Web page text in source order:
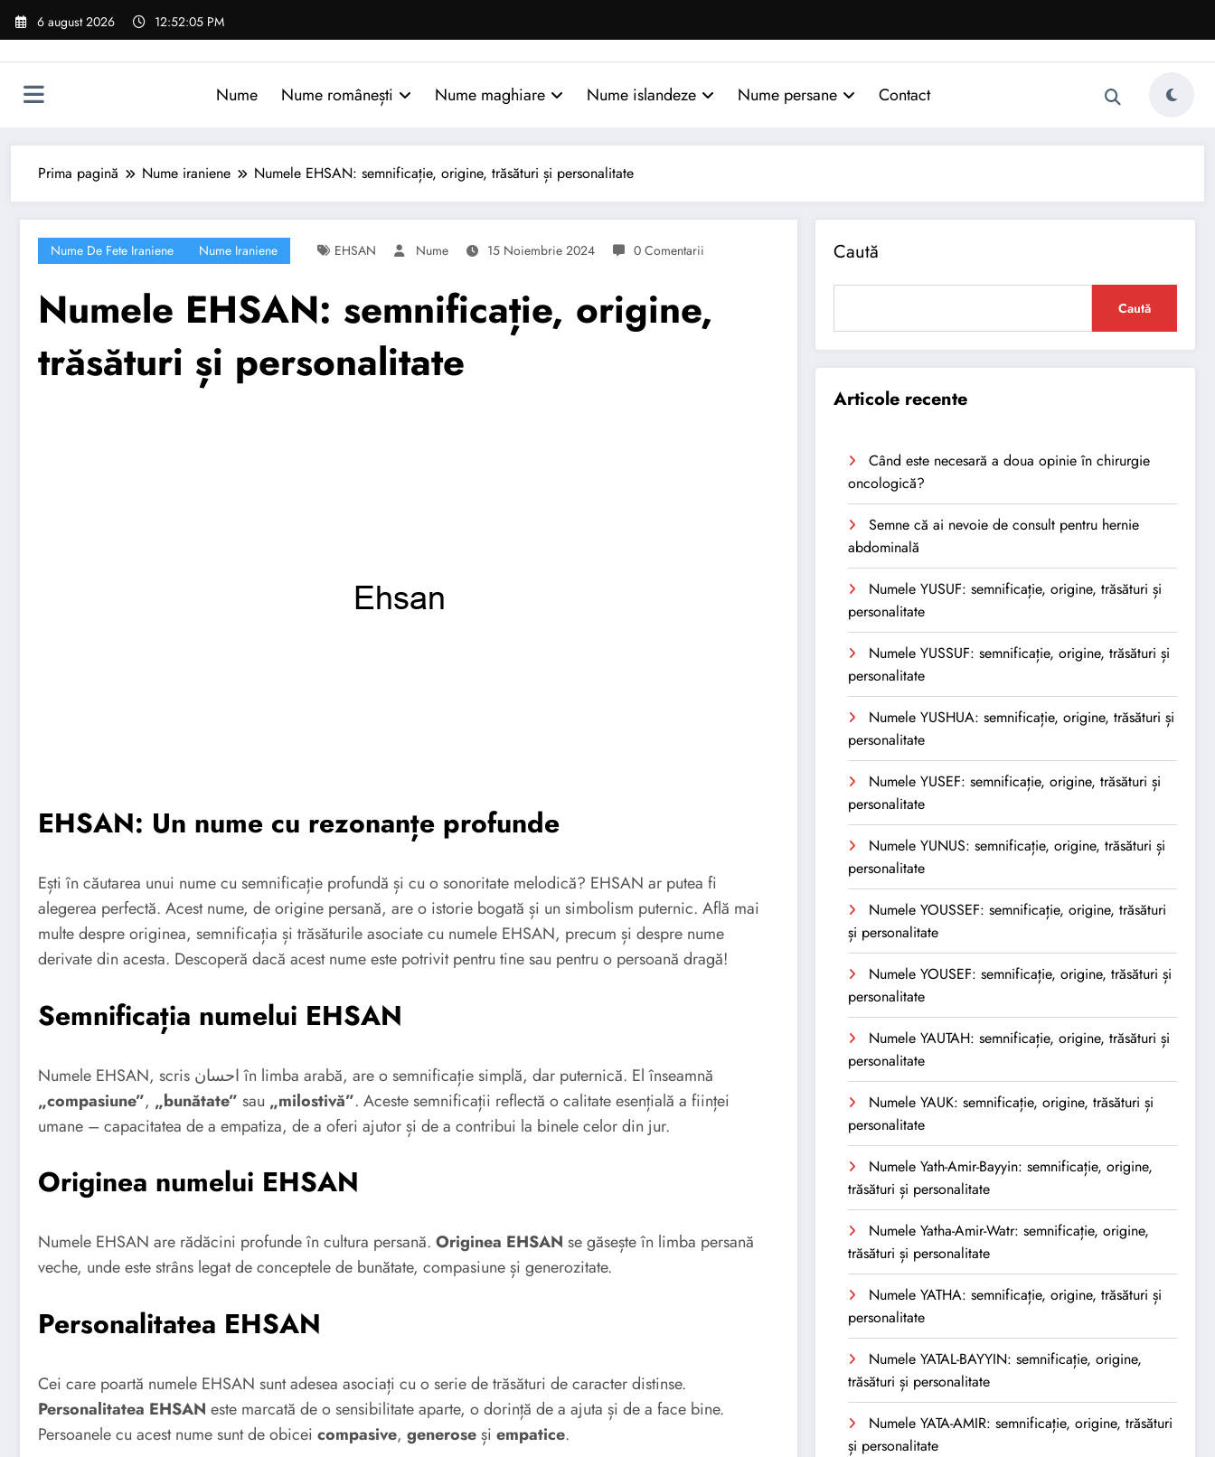
Sari
6 august 2026 12:52:06 PM
Nume Nume românești Nume maghiare Nume islandeze Nume persane Contact
Prima pagină Nume iraniene Numele EHSAN: semnificație, origine, trăsături și personalitate
Nume De Fete Iraniene Nume Iraniene EHSAN Nume 15 Noiembrie 2024 0 Comentarii
Numele EHSAN: semnificație, origine,
trăsături și personalitate
EHSAN: Un nume cu rezonanțe profunde
Ești în căutarea unui nume cu semnificație profundă și cu o sonoritate melodică? EHSAN ar putea fi
alegerea perfectă. Acest nume, de origine persană, are o istorie bogată și un simbolism puternic. Află mai
multe despre originea, semnificația și trăsăturile asociate cu numele EHSAN, precum și despre nume
derivate din acesta. Descoperă dacă acest nume este potrivit pentru tine sau pentru o persoană dragă!
Semnificația numelui EHSAN
Numele EHSAN, scris احسان în limba arabă, are o semnificație simplă, dar puternică. El înseamnă
„compasiune”, „bunătate” sau „milostivă”. Aceste semnificații reflectă o calitate esențială a ființei
umane – capacitatea de a empatiza, de a oferi ajutor și de a contribui la binele celor din jur.
Originea numelui EHSAN
Numele EHSAN are rădăcini profunde în cultura persană. Originea EHSAN se găsește în limba persană
veche, unde este strâns legat de conceptele de bunătate, compasiune și generozitate.
Personalitatea EHSAN
Cei care poartă numele EHSAN sunt adesea asociați cu o serie de trăsături de caracter distinse.
Personalitatea EHSAN este marcată de o sensibilitate aparte, o dorință de a ajuta și de a face bine.
Persoanele cu acest nume sunt de obicei compasive, generoseși empatice.
Caută
Caută
Articole recente
Când este necesară a doua opinie în chirurgie
oncologică?
Semne că ai nevoie de consult pentru hernie
abdominală
Numele YUSUF: semnificație, origine, trăsături și
personalitate
Numele YUSSUF: semnificație, origine, trăsături și
personalitate
Numele YUSHUA: semnificație, origine, trăsături și
personalitate
Numele YUSEF: semnificație, origine, trăsături și
personalitate
Numele YUNUS: semnificație, origine, trăsături și
personalitate
Numele YOUSSEF: semnificație, origine, trăsături
și personalitate
Numele YOUSEF: semnificație, origine, trăsături și
personalitate
Numele YAUTAH: semnificație, origine, trăsături și
personalitate
Numele YAUK: semnificație, origine, trăsături și
personalitate
Numele Yath-Amir-Bayyin: semnificație, origine,
trăsături și personalitate
Numele Yatha-Amir-Watr: semnificație, origine,
trăsături și personalitate
Numele YATHA: semnificație, origine, trăsături și
personalitate
Numele YATAL-BAYYIN: semnificație, origine,
trăsături și personalitate
Numele YATA-AMIR: semnificație, origine, trăsături
și personalitate